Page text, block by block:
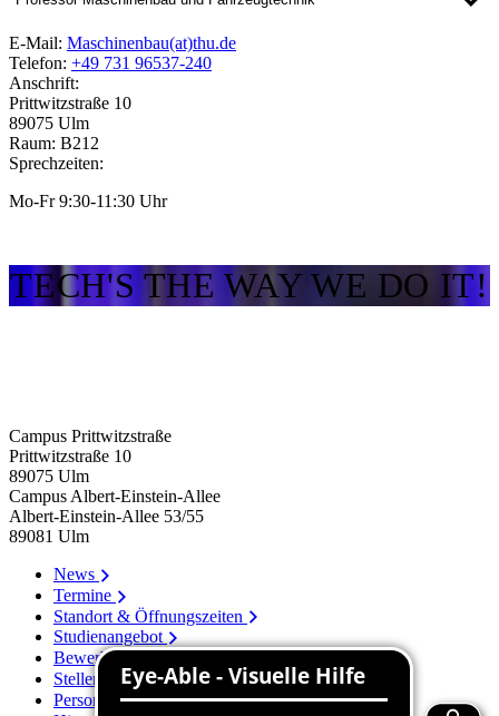
E-Mail: Maschinenbau(at)thu.de
Telefon: +49 731 96537-240
Anschrift:
Prittwitzstraße 10
89075 Ulm
Raum: B212
Sprechzeiten:
Mo-Fr 9:30-11:30 Uhr
TECH'S THE WAY WE DO IT!
Campus Prittwitzstraße
Prittwitzstraße 10
89075 Ulm
Campus Albert-Einstein-Allee
Albert-Einstein-Allee 53/​55
89081 Ulm
News
Termine
Standort & Öffnungszeiten
Studienangebot
Bewerbung
Stellenangebote
Personenverzeichnis